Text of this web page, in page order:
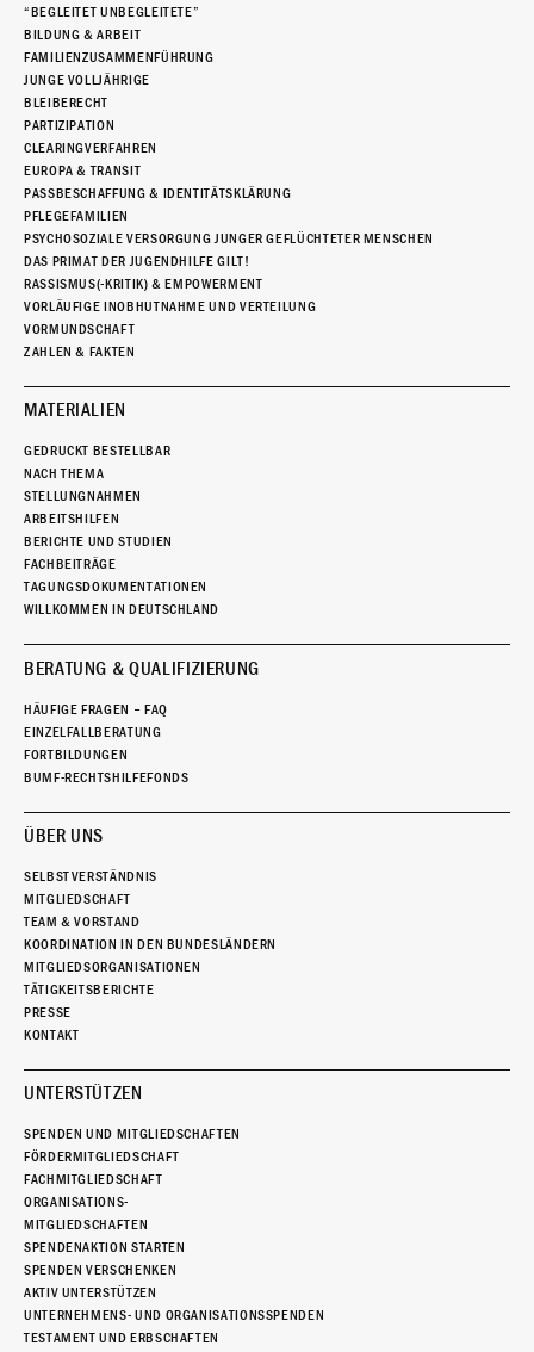
“BEGLEITET UNBEGLEITETE”
BILDUNG & ARBEIT
FAMILIENZUSAMMENFÜHRUNG
JUNGE VOLLJÄHRIGE
BLEIBERECHT
PARTIZIPATION
CLEARINGVERFAHREN
EUROPA & TRANSIT
PASSBESCHAFFUNG & IDENTITÄTSKLÄRUNG
PFLEGEFAMILIEN
PSYCHOSOZIALE VERSORGUNG JUNGER GEFLÜCHTETER MENSCHEN
DAS PRIMAT DER JUGENDHILFE GILT!
RASSISMUS(-KRITIK) & EMPOWERMENT
VORLÄUFIGE INOBHUTNAHME UND VERTEILUNG
VORMUNDSCHAFT
ZAHLEN & FAKTEN
MATERIALIEN
GEDRUCKT BESTELLBAR
NACH THEMA
STELLUNGNAHMEN
ARBEITSHILFEN
BERICHTE UND STUDIEN
FACHBEITRÄGE
TAGUNGSDOKUMENTATIONEN
WILLKOMMEN IN DEUTSCHLAND
BERATUNG & QUALIFIZIERUNG
HÄUFIGE FRAGEN – FAQ
EINZELFALLBERATUNG
FORTBILDUNGEN
BUMF-RECHTSHILFEFONDS
ÜBER UNS
SELBSTVERSTÄNDNIS
MITGLIEDSCHAFT
TEAM & VORSTAND
KOORDINATION IN DEN BUNDESLÄNDERN
MITGLIEDSORGANISATIONEN
TÄTIGKEITSBERICHTE
PRESSE
KONTAKT
UNTERSTÜTZEN
SPENDEN UND MITGLIEDSCHAFTEN
FÖRDERMITGLIEDSCHAFT
FACHMITGLIEDSCHAFT
ORGANISATIONS-
MITGLIEDSCHAFTEN
SPENDENAKTION STARTEN
SPENDEN VERSCHENKEN
AKTIV UNTERSTÜTZEN
UNTERNEHMENS- UND ORGANISATIONSSPENDEN
TESTAMENT UND ERBSCHAFTEN